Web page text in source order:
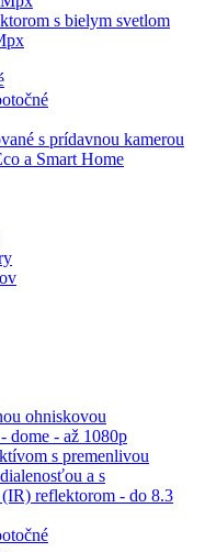
s bielym svetlom
s prídavnou kamerou
a Smart Home
ohniskovou
dome - až 1080p
s premenlivou
a s
reflektorom - do 8.3